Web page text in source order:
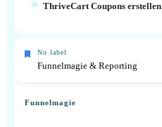
ThriveCart Coupons erstellen
No label
Funnelmagie & Reporting
Funnelmagie